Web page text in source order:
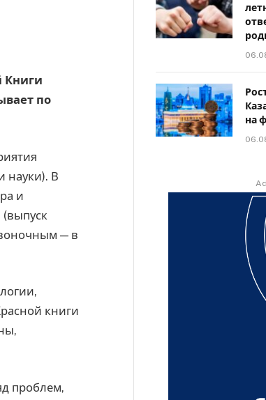
Книги
по
науки). В
и
— в
книги
проблем,
на